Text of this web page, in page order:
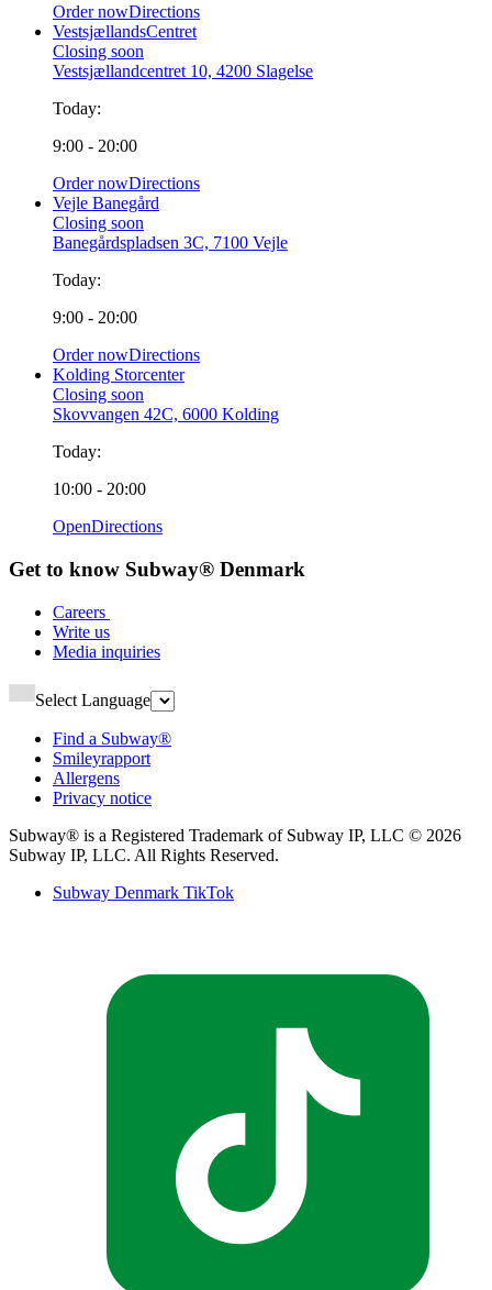
Order nowDirections
VestsjællandsCentret
Closing soon
Vestsjællandcentret 10, 4200 Slagelse
Today:
9:00 - 20:00
Order nowDirections
Vejle Banegård
Closing soon
Banegårdspladsen 3C, 7100 Vejle
Today:
9:00 - 20:00
Order nowDirections
Kolding Storcenter
Closing soon
Skovvangen 42C, 6000 Kolding
Today:
10:00 - 20:00
OpenDirections
Get to know Subway® Denmark​​​​‌ ‍ ​‍​‍‌‍ ‌ ​‍‌‍‍‌‌‍‌ ‌‍‍‌‌‍ ‍​‍​‍​ ‍‍​‍​‍‌ ​ ‌‍​‌‌‍ ‍‌‍‍‌‌ ‌​‌ ‍‌​‍ ‍‌‍‍‌‌‍ ​‍​‍​‍ ​​‍​‍‌‍‍​‌ ​‍‌‍‌‌‌‍‌‍​‍​‍​ ‍‍​‍​‍‌‍‍​‌ ‌​‌ ‌​‌ ​​‌ ​ ​ ‍‍​‍ ​‍ ‌‍ ‍‌‍ ‌ ​‍‌‍‌​‌‍‍‌‌‍​ ​‍ ‌‌‍​‍‌‍‍‌‌ ‌​‌‍‌‌‌ ​ ​‍ ‌‌‍‌ ‌ ​‍‌‍ ‌ ‌‌‌ ​​​‍ ‌‌ ​ ‌ ‌​‌ ‌‌‌‍‌​‌‍‍‌‌‍ ​‍ ‍‌ ‌‍‌‍‌‌‌ ​‍‌‍​ ‌‍‌‌‌‍ ​​‍ ‍‌‍​‌‌ ​​‌ ​​​‍ ‌‍‍‌‌‍ ‍‌ ‌​‌‍‌‌‌‍ ‍‌ ‌​​‍ ‌‍‌‌‌‍‌​‌‍‍‌‌ ‌​​‍ ‌‍ ‌‌‍ ‌‍‌​‌‍‌‌​ ‌‌ ​​‌ ​‍‌‍‌‌‌ ​ ‌‍‌‌‌‍ ‍‌ ‌​‌‍​‌‌ ‌​‌‍‍‌‌‍ ‌‍ ‍​ ‍ ‌‍‍‌‌‍‌​​ ‌​ ‌‍​ ​ ‌‍‌​​ ‌‌​ ​ ‌‍​‍​ ​‌​ ​​​‍ ‌​ ​‍​ ​‌​ ‌‌​ ​​​‍ ‌​ ‌​‌‍​ ‌‍​ ​ ​​​‍ ‌​ ‍​‌‍‌‌​ ‍‌​ ​‍​‍ ‌​ ‌ ‌‍‌‌​ ​‍​ ​‌​ ​‍​ ​ ​ ​ ‌‍‌‍‌‍​‍​ ‌‌​ ‍​‌‍​‌​ ‍ ‌ ‌​‌ ‍‌‌ ​​‌‍‌‌​ ‌‌ ‌ ‌‍‌‌‌‍​‍‌ ​ ‌‍‍‌‌ ‌​‌‍‌‌‌​‌‍‌‍ ‌‍ ‌ ‌​‌‍‌‌‌ ​‍​ ‍ ‌ ​​‌‍​‌‌ ‌​‌‍‍​​ ‌‌ ‌​‌‍‍‌‌ ‌​‌‍ ​‌‍‌‌​‍‌‌​ ‌‌‌​​‍‌‌ ‌‍‍ ‌‍‌‌‌ ‍‌​‍‌‌​ ​ ‌​‌​​‍‌‌​ ​ ‌​‌​​‍‌‌​ ​‍​ ​‍‌‍‌‌‌‍ ‍​‍‌‌​ ​‍​ ​‍​‍‌‌​ ‌‌‌​‌​​‍ ‍‌ ‌‍‌‍​‌‌‍ ​‌ ‌‌‌‍‌‌​ ‌‍​‍‌‍​‌‌ ​ ‌‍‌‌‌‌‌‌‌ ​‍‌‍ ​​ ‌‌‍‍​‌ ‌​‌ ‌​‌ ​​‌ ​ ​‍‌‌​ ​ ‌​​‌​‍‌‌​ ​‍‌​‌‍​‍‌‌​ ​‍‌​‌‍‌‍ ‍‌‍ ‌ ​‍‌‍‌​‌‍‍‌‌‍​ ​‍ ‌‌‍​‍‌‍‍‌‌ ‌​‌‍‌‌‌ ​ ​‍ ‌‌‍‌ ‌ ​‍‌‍ ‌ ‌‌‌ ​​​‍ ‌‌ ​ ‌ ‌​‌ ‌‌‌‍‌​‌‍‍‌‌‍ ​‍ ‍‌ ‌‍‌‍‌‌‌ ​‍‌‍​ ‌‍‌‌‌‍ ​​‍ ‍‌‍​‌‌ ​​‌ ​​​‍‌‍‌‍‍‌‌‍‌​​ ‌​ ‌‍​ ​ ‌‍‌​​ ‌‌​ ​ ‌‍​‍​ ​‌​ ​​​‍ ‌​ ​‍​ ​‌​ ‌‌​ ​​​‍ ‌​ ‌​‌‍​ ‌‍​ ​ ​​​‍ ‌​ ‍​‌‍‌‌​ ‍‌​ ​‍​‍ ‌​ ‌ ‌‍‌‌​ ​‍​ ​‌​ ​‍​ ​ ​ ​ ‌‍‌‍‌‍​‍​ ‌‌​ ‍​‌‍​‌​‍‌‍‌ ‌​‌ ‍‌‌ ​​‌‍‌‌​ ‌‌ ‌ ‌‍‌‌‌‍​‍‌ ​ ‌‍‍‌‌ ‌​‌‍‌‌‌​‌‍‌‍ ‌‍ ‌ ‌​‌‍‌‌‌ ​‍​‍‌‍‌ ​​‌‍​‌‌ ‌​‌‍‍​​ ‌‌ ‌​‌‍‍‌‌ ‌​‌‍ ​‌‍‌‌​‍‌‌​ ‌‌‌​​‍‌‌ ‌‍‍ ‌‍‌‌‌ ‍‌​‍‌‌​ ​ ‌​‌​​‍‌‌​ ​ ‌​‌​​‍‌‌​ ​‍​ ​‍‌‍‌‌‌‍ ‍​‍‌‌​ ​‍​ ​‍​‍‌‌​ ‌‌‌​‌​​‍ ‍‌ ‌‍‌‍​‌‌‍ ​‌ ‌‌‌‍‌‌​‍‌‍‌ ​​‌‍‌‌‌ ​‍‌ ​ ‌ ​​‌‍‌‌‌‍​ ‌ ‌​‌‍‍‌‌ ‌‍‌‍‌‌​ ‌‌ ​​‌ ‌‌‌‍​‍‌‍ ​‌‍‍‌‌ ​ ‌‍‍​‌‍‌‌‌‍‌​​‍​‍‌ ‌
Careers ​​​​‌ ‍ ​‍​‍‌‍ ‌ ​‍‌‍‍‌‌‍‌ ‌‍‍‌‌‍ ‍​‍​‍​ ‍‍​‍​‍‌ ​ ‌‍​‌‌‍ ‍‌‍‍‌‌ ‌​‌ ‍‌​‍ ‍‌‍‍‌‌‍ ​‍​‍​‍ ​​‍​‍‌‍‍​‌ ​‍‌‍‌‌‌‍‌‍​‍​‍​ ‍‍​‍​‍‌‍‍​‌ ‌​‌ ‌​‌ ​​‌ ​ ​ ‍‍​‍ ​‍ ‌‍ ‍‌‍ ‌ ​‍‌‍‌​‌‍‍‌‌‍​ ​‍ ‌‌‍​‍‌‍‍‌‌ ‌​‌‍‌‌‌ ​ ​‍ ‌‌‍‌ ‌ ​‍‌‍ ‌ ‌‌‌ ​​​‍ ‌‌ ​ ‌ ‌​‌ ‌‌‌‍‌​‌‍‍‌‌‍ ​‍ ‍‌ ‌‍‌‍‌‌‌ ​‍‌‍​ ‌‍‌‌‌‍ ​​‍ ‍‌‍​‌‌ ​​‌ ​​​‍ ‌‍‍‌‌‍ ‍‌ ‌​‌‍‌‌‌‍ ‍‌ ‌​​‍ ‌‍‌‌‌‍‌​‌‍‍‌‌ ‌​​‍ ‌‍ ‌‌‍ ‌‍‌​‌‍‌‌​ ‌‌ ​​‌ ​‍‌‍‌‌‌ ​ ‌‍‌‌‌‍ ‍‌ ‌​‌‍​‌‌ ‌​‌‍‍‌‌‍ ‌‍ ‍​ ‍ ‌‍‍‌‌‍‌​​ ‌‌‍‌​​ ‍​​ ​​‌‍‌​​ ​‌‌‍‌‍‌‍​‌​ ‌ ​‍ ‌‌‍​‌​ ​‍​ ‍​​ ‍‌​‍ ‌​ ‌​‌‍‌‌​ ​ ​ ​‌​‍ ‌‌‍​‍​ ​‌‌‍‌​​ ‌‍​‍ ‌​ ‌‍​ ‌​​ ‌‍​ ​‍​ ‌‍​ ‌‌​ ‍​​ ‌ ​ ‌‌​ ​‍​ ‌‍​ ‌‌​ ‍ ‌ ‌​‌ ‍‌‌ ​​‌‍‌‌​ ‌‌ ‌ ‌‍‌‌‌‍​‍‌ ​ ‌‍‍‌‌ ‌​‌‍‌‌‌​ ‍‌‍​‌‌ ‌‍‌‍‍‌‌‍‌ ‌‍​‌‌ ‌​‌‍‍‌‌‍ ‌‍ ‍‌​‍‌‌ ‌​‌‍‌‌‌‍ ‌​ ‍ ‌ ​​‌‍​‌‌ ‌​‌‍‍​​ ‌‌‍ ​‌‍​‌‌‍​‍‌‍‌‌‌‍ ​​‍‌‌​ ‌‌‌​​‍‌‌ ‌‍‍ ‌‍‌‌‌ ‍‌​‍‌‌​ ​ ‌​‌​​‍‌‌​ ​ ‌​‌​​‍‌‌​ ​‍​ ​‍‌‍‌‌‌‍ ‍​‍‌‌​ ​‍​ ​‍​‍‌‌​ ‌‌‌​‌​​‍ ‍‌ ‌‍‌‍​‌‌‍ ​‌ ‌‌‌‍‌‌​ ‌‍​‍‌‍​‌‌ ​ ‌‍‌‌‌‌‌‌‌ ​‍‌‍ ​​ ‌‌‍‍​‌ ‌​‌ ‌​‌ ​​‌ ​ ​‍‌‌​ ​ ‌​​‌​‍‌‌​ ​‍‌​‌‍​‍‌‌​ ​‍‌​‌‍‌‍ ‍‌‍ ‌ ​‍‌‍‌​‌‍‍‌‌‍​ ​‍ ‌‌‍​‍‌‍‍‌‌ ‌​‌‍‌‌‌ ​ ​‍ ‌‌‍‌ ‌ ​‍‌‍ ‌ ‌‌‌ ​​​‍ ‌‌ ​ ‌ ‌​‌ ‌‌‌‍‌​‌‍‍‌‌‍ ​‍ ‍‌ ‌‍‌‍‌‌‌ ​‍‌‍​ ‌‍‌‌‌‍ ​​‍ ‍‌‍​‌‌ ​​‌ ​​​‍‌‍‌‍‍‌‌‍‌​​ ‌‌‍‌​​ ‍​​ ​​‌‍‌​​ ​‌‌‍‌‍‌‍​‌​ ‌ ​‍ ‌‌‍​‌​ ​‍​ ‍​​ ‍‌​‍ ‌​ ‌​‌‍‌‌​ ​ ​ ​‌​‍ ‌‌‍​‍​ ​‌‌‍‌​​ ‌‍​‍ ‌​ ‌‍​ ‌​​ ‌‍​ ​‍​ ‌‍​ ‌‌​ ‍​​ ‌ ​ ‌‌​ ​‍​ ‌‍​ ‌‌​‍‌‍‌ ‌​‌ ‍‌‌ ​​‌‍‌‌​ ‌‌ ‌ ‌‍‌‌‌‍​‍‌ ​ ‌‍‍‌‌ ‌​‌‍‌‌‌​ ‍‌‍​‌‌ ‌‍‌‍‍‌‌‍‌ ‌‍​‌‌ ‌​‌‍‍‌‌‍ ‌‍ ‍‌​‍‌‌ ‌​‌‍‌‌‌‍ ‌​‍‌‍‌ ​​‌‍​‌‌ ‌​‌‍‍​​ ‌‌‍ ​‌‍​‌‌‍​‍‌‍‌‌‌‍ ​​‍‌‌​ ‌‌‌​​‍‌‌ ‌‍‍ ‌‍‌‌‌ ‍‌​‍‌‌​ ​ ‌​‌​​‍‌‌​ ​ ‌​‌​​‍‌‌​ ​‍​ ​‍‌‍‌‌‌‍ ‍​‍‌‌​ ​‍​ ​‍​‍‌‌​ ‌‌‌​‌​​‍ ‍‌ ‌‍‌‍​‌‌‍ ​‌ ‌‌‌‍‌‌​‍‌‍‌ ​​‌‍‌‌‌ ​‍‌ ​ ‌ ​​‌‍‌‌‌‍​ ‌ ‌​‌‍‍‌‌ ‌‍‌‍‌‌​ ‌‌ ​​‌ ‌‌‌‍​‍‌‍ ​‌‍‍‌‌ ​ ‌‍‍​‌‍‌‌‌‍‌​​‍​‍‌ ‌
Write us​​​​‌ ‍ ​‍​‍‌‍ ‌ ​‍‌‍‍‌‌‍‌ ‌‍‍‌‌‍ ‍​‍​‍​ ‍‍​‍​‍‌ ​ ‌‍​‌‌‍ ‍‌‍‍‌‌ ‌​‌ ‍‌​‍ ‍‌‍‍‌‌‍ ​‍​‍​‍ ​​‍​‍‌‍‍​‌ ​‍‌‍‌‌‌‍‌‍​‍​‍​ ‍‍​‍​‍‌‍‍​‌ ‌​‌ ‌​‌ ​​‌ ​ ​ ‍‍​‍ ​‍ ‌‍ ‍‌‍ ‌ ​‍‌‍‌​‌‍‍‌‌‍​ ​‍ ‌‌‍​‍‌‍‍‌‌ ‌​‌‍‌‌‌ ​ ​‍ ‌‌‍‌ ‌ ​‍‌‍ ‌ ‌‌‌ ​​​‍ ‌‌ ​ ‌ ‌​‌ ‌‌‌‍‌​‌‍‍‌‌‍ ​‍ ‍‌ ‌‍‌‍‌‌‌ ​‍‌‍​ ‌‍‌‌‌‍ ​​‍ ‍‌‍​‌‌ ​​‌ ​​​‍ ‌‍‍‌‌‍ ‍‌ ‌​‌‍‌‌‌‍ ‍‌ ‌​​‍ ‌‍‌‌‌‍‌​‌‍‍‌‌ ‌​​‍ ‌‍ ‌‌‍ ‌‍‌​‌‍‌‌​ ‌‌ ​​‌ ​‍‌‍‌‌‌ ​ ‌‍‌‌‌‍ ‍‌ ‌​‌‍​‌‌ ‌​‌‍‍‌‌‍ ‌‍ ‍​ ‍ ‌‍‍‌‌‍‌​​ ‌‌‍​‍​ ‌ ​ ​‍‌‍‌‍​ ​​‌‍​‌​ ​‍​ ‌‍​‍ ‌​ ​​‌‍​ ​ ‌ ​ ​‍​‍ ‌​ ‌​‌‍‌​​ ‌ ​ ‌‍​‍ ‌‌‍​‍​ ‌​​ ‌ ‌‍‌‌​‍ ‌​ ​ ​ ‍‌‌‍​‌‌‍‌‍‌‍​‌​ ​‍​ ​‍‌‍​ ‌‍‌‍‌‍‌‍​ ‌‍​ ​‌​ ‍ ‌ ‌​‌ ‍‌‌ ​​‌‍‌‌​ ‌‌ ‌ ‌‍‌‌‌‍​‍‌ ​ ‌‍‍‌‌ ‌​‌‍‌‌‌​ ‍‌‍​‌‌ ‌‍‌‍‍‌‌‍‌ ‌‍​‌‌ ‌​‌‍‍‌‌‍ ‌‍ ‍‌​‍‌‌ ‌​‌‍‌‌‌‍ ‌​ ‍ ‌ ​​‌‍​‌‌ ‌​‌‍‍​​ ‌‌‍ ​‌‍​‌‌‍​‍‌‍‌‌‌‍ ​​‍‌‌​ ‌‌‌​​‍‌‌ ‌‍‍ ‌‍‌‌‌ ‍‌​‍‌‌​ ​ ‌​‌​​‍‌‌​ ​ ‌​‌​​‍‌‌​ ​‍​ ​‍‌‍‌‌‌‍ ‍​‍‌‌​ ​‍​ ​‍​‍‌‌​ ‌‌‌​‌​​‍ ‍‌ ‌‍‌‍​‌‌‍ ​‌ ‌‌‌‍‌‌​ ‌‍​‍‌‍​‌‌ ​ ‌‍‌‌‌‌‌‌‌ ​‍‌‍ ​​ ‌‌‍‍​‌ ‌​‌ ‌​‌ ​​‌ ​ ​‍‌‌​ ​ ‌​​‌​‍‌‌​ ​‍‌​‌‍​‍‌‌​ ​‍‌​‌‍‌‍ ‍‌‍ ‌ ​‍‌‍‌​‌‍‍‌‌‍​ ​‍ ‌‌‍​‍‌‍‍‌‌ ‌​‌‍‌‌‌ ​ ​‍ ‌‌‍‌ ‌ ​‍‌‍ ‌ ‌‌‌ ​​​‍ ‌‌ ​ ‌ ‌​‌ ‌‌‌‍‌​‌‍‍‌‌‍ ​‍ ‍‌ ‌‍‌‍‌‌‌ ​‍‌‍​ ‌‍‌‌‌‍ ​​‍ ‍‌‍​‌‌ ​​‌ ​​​‍‌‍‌‍‍‌‌‍‌​​ ‌‌‍​‍​ ‌ ​ ​‍‌‍‌‍​ ​​‌‍​‌​ ​‍​ ‌‍​‍ ‌​ ​​‌‍​ ​ ‌ ​ ​‍​‍ ‌​ ‌​‌‍‌​​ ‌ ​ ‌‍​‍ ‌‌‍​‍​ ‌​​ ‌ ‌‍‌‌​‍ ‌​ ​ ​ ‍‌‌‍​‌‌‍‌‍‌‍​‌​ ​‍​ ​‍‌‍​ ‌‍‌‍‌‍‌‍​ ‌‍​ ​‌​‍‌‍‌ ‌​‌ ‍‌‌ ​​‌‍‌‌​ ‌‌ ‌ ‌‍‌‌‌‍​‍‌ ​ ‌‍‍‌‌ ‌​‌‍‌‌‌​ ‍‌‍​‌‌ ‌‍‌‍‍‌‌‍‌ ‌‍​‌‌ ‌​‌‍‍‌‌‍ ‌‍ ‍‌​‍‌‌ ‌​‌‍‌‌‌‍ ‌​‍‌‍‌ ​​‌‍​‌‌ ‌​‌‍‍​​ ‌‌‍ ​‌‍​‌‌‍​‍‌‍‌‌‌‍ ​​‍‌‌​ ‌‌‌​​‍‌‌ ‌‍‍ ‌‍‌‌‌ ‍‌​‍‌‌​ ​ ‌​‌​​‍‌‌​ ​ ‌​‌​​‍‌‌​ ​‍​ ​‍‌‍‌‌‌‍ ‍​‍‌‌​ ​‍​ ​‍​‍‌‌​ ‌‌‌​‌​​‍ ‍‌ ‌‍‌‍​‌‌‍ ​‌ ‌‌‌‍‌‌​‍‌‍‌ ​​‌‍‌‌‌ ​‍‌ ​ ‌ ​​‌‍‌‌‌‍​ ‌ ‌​‌‍‍‌‌ ‌‍‌‍‌‌​ ‌‌ ​​‌ ‌‌‌‍​‍‌‍ ​‌‍‍‌‌ ​ ‌‍‍​‌‍‌‌‌‍‌​​‍​‍‌ ‌
Media inquiries​​​​‌ ‍ ​‍​‍‌‍ ‌ ​‍‌‍‍‌‌‍‌ ‌‍‍‌‌‍ ‍​‍​‍​ ‍‍​‍​‍‌ ​ ‌‍​‌‌‍ ‍‌‍‍‌‌ ‌​‌ ‍‌​‍ ‍‌‍‍‌‌‍ ​‍​‍​‍ ​​‍​‍‌‍‍​‌ ​‍‌‍‌‌‌‍‌‍​‍​‍​ ‍‍​‍​‍‌‍‍​‌ ‌​‌ ‌​‌ ​​‌ ​ ​ ‍‍​‍ ​‍ ‌‍ ‍‌‍ ‌ ​‍‌‍‌​‌‍‍‌‌‍​ ​‍ ‌‌‍​‍‌‍‍‌‌ ‌​‌‍‌‌‌ ​ ​‍ ‌‌‍‌ ‌ ​‍‌‍ ‌ ‌‌‌ ​​​‍ ‌‌ ​ ‌ ‌​‌ ‌‌‌‍‌​‌‍‍‌‌‍ ​‍ ‍‌ ‌‍‌‍‌‌‌ ​‍‌‍​ ‌‍‌‌‌‍ ​​‍ ‍‌‍​‌‌ ​​‌ ​​​‍ ‌‍‍‌‌‍ ‍‌ ‌​‌‍‌‌‌‍ ‍‌ ‌​​‍ ‌‍‌‌‌‍‌​‌‍‍‌‌ ‌​​‍ ‌‍ ‌‌‍ ‌‍‌​‌‍‌‌​ ‌‌ ​​‌ ​‍‌‍‌‌‌ ​ ‌‍‌‌‌‍ ‍‌ ‌​‌‍​‌‌ ‌​‌‍‍‌‌‍ ‌‍ ‍​ ‍ ‌‍‍‌‌‍‌​​ ‌​ ‌‍​ ‌​​ ​ ‌‍‌​​ ‍‌​ ‍‌​ ‌‌‌‍‌‍​‍ ‌​ ​​‌‍‌‍‌‍​‌​ ‌‍​‍ ‌​ ‌​‌‍‌‍​ ‌‌​ ‌​​‍ ‌‌‍​‌​ ​ ​ ​‍​ ‌ ​‍ ‌​ ​‍‌‍‌‌‌‍‌‍‌‍​‌​ ​‍​ ​‍​ ​ ​ ‌ ‌‍‌‌​ ​​​ ​​​ ‌ ​ ‍ ‌ ‌​‌ ‍‌‌ ​​‌‍‌‌​ ‌‌ ‌ ‌‍‌‌‌‍​‍‌ ​ ‌‍‍‌‌ ‌​‌‍‌‌‌​ ‍‌‍​‌‌ ‌‍‌‍‍‌‌‍‌ ‌‍​‌‌ ‌​‌‍‍‌‌‍ ‌‍ ‍‌​‍‌‌ ‌​‌‍‌‌‌‍ ‌​ ‍ ‌ ​​‌‍​‌‌ ‌​‌‍‍​​ ‌‌‍ ​‌‍​‌‌‍​‍‌‍‌‌‌‍ ​​‍‌‌​ ‌‌‌​​‍‌‌ ‌‍‍ ‌‍‌‌‌ ‍‌​‍‌‌​ ​ ‌​‌​​‍‌‌​ ​ ‌​‌​​‍‌‌​ ​‍​ ​‍‌‍‌‌‌‍ ‍​‍‌‌​ ​‍​ ​‍​‍‌‌​ ‌‌‌​‌​​‍ ‍‌ ‌‍‌‍​‌‌‍ ​‌ ‌‌‌‍‌‌​ ‌‍​‍‌‍​‌‌ ​ ‌‍‌‌‌‌‌‌‌ ​‍‌‍ ​​ ‌‌‍‍​‌ ‌​‌ ‌​‌ ​​‌ ​ ​‍‌‌​ ​ ‌​​‌​‍‌‌​ ​‍‌​‌‍​‍‌‌​ ​‍‌​‌‍‌‍ ‍‌‍ ‌ ​‍‌‍‌​‌‍‍‌‌‍​ ​‍ ‌‌‍​‍‌‍‍‌‌ ‌​‌‍‌‌‌ ​ ​‍ ‌‌‍‌ ‌ ​‍‌‍ ‌ ‌‌‌ ​​​‍ ‌‌ ​ ‌ ‌​‌ ‌‌‌‍‌​‌‍‍‌‌‍ ​‍ ‍‌ ‌‍‌‍‌‌‌ ​‍‌‍​ ‌‍‌‌‌‍ ​​‍ ‍‌‍​‌‌ ​​‌ ​​​‍‌‍‌‍‍‌‌‍‌​​ ‌​ ‌‍​ ‌​​ ​ ‌‍‌​​ ‍‌​ ‍‌​ ‌‌‌‍‌‍​‍ ‌​ ​​‌‍‌‍‌‍​‌​ ‌‍​‍ ‌​ ‌​‌‍‌‍​ ‌‌​ ‌​​‍ ‌‌‍​‌​ ​ ​ ​‍​ ‌ ​‍ ‌​ ​‍‌‍‌‌‌‍‌‍‌‍​‌​ ​‍​ ​‍​ ​ ​ ‌ ‌‍‌‌​ ​​​ ​​​ ‌ ​‍‌‍‌ ‌​‌ ‍‌‌ ​​‌‍‌‌​ ‌‌ ‌ ‌‍‌‌‌‍​‍‌ ​ ‌‍‍‌‌ ‌​‌‍‌‌‌​ ‍‌‍​‌‌ ‌‍‌‍‍‌‌‍‌ ‌‍​‌‌ ‌​‌‍‍‌‌‍ ‌‍ ‍‌​‍‌‌ ‌​‌‍‌‌‌‍ ‌​‍‌‍‌ ​​‌‍​‌‌ ‌​‌‍‍​​ ‌‌‍ ​‌‍​‌‌‍​‍‌‍‌‌‌‍ ​​‍‌‌​ ‌‌‌​​‍‌‌ ‌‍‍ ‌‍‌‌‌ ‍‌​‍‌‌​ ​ ‌​‌​​‍‌‌​ ​ ‌​‌​​‍‌‌​ ​‍​ ​‍‌‍‌‌‌‍ ‍​‍‌‌​ ​‍​ ​‍​‍‌‌​ ‌‌‌​‌​​‍ ‍‌ ‌‍‌‍​‌‌‍ ​‌ ‌‌‌‍‌‌​‍‌‍‌ ​​‌‍‌‌‌ ​‍‌ ​ ‌ ​​‌‍‌‌‌‍​ ‌ ‌​‌‍‍‌‌ ‌‍‌‍‌‌​ ‌‌ ​​‌ ‌‌‌‍​‍‌‍ ​‌‍‍‌‌ ​ ‌‍‍​‌‍‌‌‌‍‌​​‍​‍‌ ‌
Select Language
Find a Subway®​​​​‌ ‍ ​‍​‍‌‍ ‌ ​‍‌‍‍‌‌‍‌ ‌‍‍‌‌‍ ‍​‍​‍​ ‍‍​‍​‍‌ ​ ‌‍​‌‌‍ ‍‌‍‍‌‌ ‌​‌ ‍‌​‍ ‍‌‍‍‌‌‍ ​‍​‍​‍ ​​‍​‍‌‍‍​‌ ​‍‌‍‌‌‌‍‌‍​‍​‍​ ‍‍​‍​‍‌‍‍​‌ ‌​‌ ‌​‌ ​​‌ ​ ​ ‍‍​‍ ​‍ ‌‍ ‍‌‍ ‌ ​‍‌‍‌​‌‍‍‌‌‍​ ​‍ ‌‌‍​‍‌‍‍‌‌ ‌​‌‍‌‌‌ ​ ​‍ ‌‌‍‌ ‌ ​‍‌‍ ‌ ‌‌‌ ​​​‍ ‌‌ ​ ‌ ‌​‌ ‌‌‌‍‌​‌‍‍‌‌‍ ​‍ ‍‌ ‌‍‌‍‌‌‌ ​‍‌‍​ ‌‍‌‌‌‍ ​​‍ ‍‌‍​‌‌ ​​‌ ​​​‍ ‌‍‍‌‌‍ ‍‌ ‌​‌‍‌‌‌‍ ‍‌ ‌​​‍ ‌‍‌‌‌‍‌​‌‍‍‌‌ ‌​​‍ ‌‍ ‌‌‍ ‌‍‌​‌‍‌‌​ ‌‌ ​​‌ ​‍‌‍‌‌‌ ​ ‌‍‌‌‌‍ ‍‌ ‌​‌‍​‌‌ ‌​‌‍‍‌‌‍ ‌‍ ‍​ ‍ ‌‍‍‌‌‍‌​​ ‌‌‍​‍​ ​‌​ ‌​​ ‌‍​ ‌ ​ ‍​​ ‍​​ ​‍​‍ ‌​ ‌‍​ ‌‌​ ‌​‌‍‌‍​‍ ‌​ ‌​​ ‌‍​ ​‌​ ‌‍​‍ ‌​ ‍‌​ ‍‌​ ‌‌​ ‌‌​‍ ‌‌‍‌‍​ ‍​‌‍​‍‌‍‌​​ ‍‌​ ​‌‌‍​‍​ ‍​​ ‍​‌‍‌‌​ ​ ​ ‍​​ ‍ ‌ ‌​‌ ‍‌‌ ​​‌‍‌‌​ ‌‌ ‌ ‌‍‌‌‌‍​‍‌ ​ ‌‍‍‌‌ ‌​‌‍‌‌‌​ ‍‌‍​‌‌ ‌‍‌‍‍‌‌‍‌ ‌‍​‌‌ ‌​‌‍‍‌‌‍ ‌‍ ‍‌​‍‌‌ ‌​‌‍‌‌‌‍ ‌​ ‍ ‌ ​​‌‍​‌‌ ‌​‌‍‍​​ ‌‌‍ ​‌‍​‌‌‍​‍‌‍‌‌‌‍ ​​‍‌‌​ ‌‌‌​​‍‌‌ ‌‍‍ ‌‍‌‌‌ ‍‌​‍‌‌​ ​ ‌​‌​​‍‌‌​ ​ ‌​‌​​‍‌‌​ ​‍​ ​‍‌‍‌‌‌‍ ‍​‍‌‌​ ​‍​ ​‍​‍‌‌​ ‌‌‌​‌​​‍ ‍‌ ‌‍‌‍​‌‌‍ ​‌ ‌‌‌‍‌‌​ ‌‍​‍‌‍​‌‌ ​ ‌‍‌‌‌‌‌‌‌ ​‍‌‍ ​​ ‌‌‍‍​‌ ‌​‌ ‌​‌ ​​‌ ​ ​‍‌‌​ ​ ‌​​‌​‍‌‌​ ​‍‌​‌‍​‍‌‌​ ​‍‌​‌‍‌‍ ‍‌‍ ‌ ​‍‌‍‌​‌‍‍‌‌‍​ ​‍ ‌‌‍​‍‌‍‍‌‌ ‌​‌‍‌‌‌ ​ ​‍ ‌‌‍‌ ‌ ​‍‌‍ ‌ ‌‌‌ ​​​‍ ‌‌ ​ ‌ ‌​‌ ‌‌‌‍‌​‌‍‍‌‌‍ ​‍ ‍‌ ‌‍‌‍‌‌‌ ​‍‌‍​ ‌‍‌‌‌‍ ​​‍ ‍‌‍​‌‌ ​​‌ ​​​‍‌‍‌‍‍‌‌‍‌​​ ‌‌‍​‍​ ​‌​ ‌​​ ‌‍​ ‌ ​ ‍​​ ‍​​ ​‍​‍ ‌​ ‌‍​ ‌‌​ ‌​‌‍‌‍​‍ ‌​ ‌​​ ‌‍​ ​‌​ ‌‍​‍ ‌​ ‍‌​ ‍‌​ ‌‌​ ‌‌​‍ ‌‌‍‌‍​ ‍​‌‍​‍‌‍‌​​ ‍‌​ ​‌‌‍​‍​ ‍​​ ‍​‌‍‌‌​ ​ ​ ‍​​‍‌‍‌ ‌​‌ ‍‌‌ ​​‌‍‌‌​ ‌‌ ‌ ‌‍‌‌‌‍​‍‌ ​ ‌‍‍‌‌ ‌​‌‍‌‌‌​ ‍‌‍​‌‌ ‌‍‌‍‍‌‌‍‌ ‌‍​‌‌ ‌​‌‍‍‌‌‍ ‌‍ ‍‌​‍‌‌ ‌​‌‍‌‌‌‍ ‌​‍‌‍‌ ​​‌‍​‌‌ ‌​‌‍‍​​ ‌‌‍ ​‌‍​‌‌‍​‍‌‍‌‌‌‍ ​​‍‌‌​ ‌‌‌​​‍‌‌ ‌‍‍ ‌‍‌‌‌ ‍‌​‍‌‌​ ​ ‌​‌​​‍‌‌​ ​ ‌​‌​​‍‌‌​ ​‍​ ​‍‌‍‌‌‌‍ ‍​‍‌‌​ ​‍​ ​‍​‍‌‌​ ‌‌‌​‌​​‍ ‍‌ ‌‍‌‍​‌‌‍ ​‌ ‌‌‌‍‌‌​‍‌‍‌ ​​‌‍‌‌‌ ​‍‌ ​ ‌ ​​‌‍‌‌‌‍​ ‌ ‌​‌‍‍‌‌ ‌‍‌‍‌‌​ ‌‌ ​​‌ ‌‌‌‍​‍‌‍ ​‌‍‍‌‌ ​ ‌‍‍​‌‍‌‌‌‍‌​​‍​‍‌ ‌
Smileyrapport​​​​‌ ‍ ​‍​‍‌‍ ‌ ​‍‌‍‍‌‌‍‌ ‌‍‍‌‌‍ ‍​‍​‍​ ‍‍​‍​‍‌ ​ ‌‍​‌‌‍ ‍‌‍‍‌‌ ‌​‌ ‍‌​‍ ‍‌‍‍‌‌‍ ​‍​‍​‍ ​​‍​‍‌‍‍​‌ ​‍‌‍‌‌‌‍‌‍​‍​‍​ ‍‍​‍​‍‌‍‍​‌ ‌​‌ ‌​‌ ​​‌ ​ ​ ‍‍​‍ ​‍ ‌‍ ‍‌‍ ‌ ​‍‌‍‌​‌‍‍‌‌‍​ ​‍ ‌‌‍​‍‌‍‍‌‌ ‌​‌‍‌‌‌ ​ ​‍ ‌‌‍‌ ‌ ​‍‌‍ ‌ ‌‌‌ ​​​‍ ‌‌ ​ ‌ ‌​‌ ‌‌‌‍‌​‌‍‍‌‌‍ ​‍ ‍‌ ‌‍‌‍‌‌‌ ​‍‌‍​ ‌‍‌‌‌‍ ​​‍ ‍‌‍​‌‌ ​​‌ ​​​‍ ‌‍‍‌‌‍ ‍‌ ‌​‌‍‌‌‌‍ ‍‌ ‌​​‍ ‌‍‌‌‌‍‌​‌‍‍‌‌ ‌​​‍ ‌‍ ‌‌‍ ‌‍‌​‌‍‌‌​ ‌‌ ​​‌ ​‍‌‍‌‌‌ ​ ‌‍‌‌‌‍ ‍‌ ‌​‌‍​‌‌ ‌​‌‍‍‌‌‍ ‌‍ ‍​ ‍ ‌‍‍‌‌‍‌​​ ‌‌‍​‍​ ‌ ​ ​​‌‍‌‍‌‍‌‌​ ‍​‌‍‌‌​ ‌‍​‍ ‌‌‍​ ‌‍‌‌‌‍‌​​ ‌‍​‍ ‌​ ‌​‌‍​‍​ ​ ​ ​‌​‍ ‌​ ‍‌​ ​​‌‍‌‌​ ‌‍​‍ ‌​ ‌‍​ ​ ‌‍‌‌​ ​ ​ ​​‌‍​ ​ ‍‌​ ​​​ ‌​​ ​ ​ ​‍​ ‍​​ ‍ ‌ ‌​‌ ‍‌‌ ​​‌‍‌‌​ ‌‌ ‌ ‌‍‌‌‌‍​‍‌ ​ ‌‍‍‌‌ ‌​‌‍‌‌‌​ ‍‌‍​‌‌ ‌‍‌‍‍‌‌‍‌ ‌‍​‌‌ ‌​‌‍‍‌‌‍ ‌‍ ‍‌​‍‌‌ ‌​‌‍‌‌‌‍ ‌​ ‍ ‌ ​​‌‍​‌‌ ‌​‌‍‍​​ ‌‌‍ ​‌‍​‌‌‍​‍‌‍‌‌‌‍ ​​‍‌‌​ ‌‌‌​​‍‌‌ ‌‍‍ ‌‍‌‌‌ ‍‌​‍‌‌​ ​ ‌​‌​​‍‌‌​ ​ ‌​‌​​‍‌‌​ ​‍​ ​‍‌‍‌‌‌‍ ‍​‍‌‌​ ​‍​ ​‍​‍‌‌​ ‌‌‌​‌​​‍ ‍‌ ‌‍‌‍​‌‌‍ ​‌ ‌‌‌‍‌‌​ ‌‍​‍‌‍​‌‌ ​ ‌‍‌‌‌‌‌‌‌ ​‍‌‍ ​​ ‌‌‍‍​‌ ‌​‌ ‌​‌ ​​‌ ​ ​‍‌‌​ ​ ‌​​‌​‍‌‌​ ​‍‌​‌‍​‍‌‌​ ​‍‌​‌‍‌‍ ‍‌‍ ‌ ​‍‌‍‌​‌‍‍‌‌‍​ ​‍ ‌‌‍​‍‌‍‍‌‌ ‌​‌‍‌‌‌ ​ ​‍ ‌‌‍‌ ‌ ​‍‌‍ ‌ ‌‌‌ ​​​‍ ‌‌ ​ ‌ ‌​‌ ‌‌‌‍‌​‌‍‍‌‌‍ ​‍ ‍‌ ‌‍‌‍‌‌‌ ​‍‌‍​ ‌‍‌‌‌‍ ​​‍ ‍‌‍​‌‌ ​​‌ ​​​‍‌‍‌‍‍‌‌‍‌​​ ‌‌‍​‍​ ‌ ​ ​​‌‍‌‍‌‍‌‌​ ‍​‌‍‌‌​ ‌‍​‍ ‌‌‍​ ‌‍‌‌‌‍‌​​ ‌‍​‍ ‌​ ‌​‌‍​‍​ ​ ​ ​‌​‍ ‌​ ‍‌​ ​​‌‍‌‌​ ‌‍​‍ ‌​ ‌‍​ ​ ‌‍‌‌​ ​ ​ ​​‌‍​ ​ ‍‌​ ​​​ ‌​​ ​ ​ ​‍​ ‍​​‍‌‍‌ ‌​‌ ‍‌‌ ​​‌‍‌‌​ ‌‌ ‌ ‌‍‌‌‌‍​‍‌ ​ ‌‍‍‌‌ ‌​‌‍‌‌‌​ ‍‌‍​‌‌ ‌‍‌‍‍‌‌‍‌ ‌‍​‌‌ ‌​‌‍‍‌‌‍ ‌‍ ‍‌​‍‌‌ ‌​‌‍‌‌‌‍ ‌​‍‌‍‌ ​​‌‍​‌‌ ‌​‌‍‍​​ ‌‌‍ ​‌‍​‌‌‍​‍‌‍‌‌‌‍ ​​‍‌‌​ ‌‌‌​​‍‌‌ ‌‍‍ ‌‍‌‌‌ ‍‌​‍‌‌​ ​ ‌​‌​​‍‌‌​ ​ ‌​‌​​‍‌‌​ ​‍​ ​‍‌‍‌‌‌‍ ‍​‍‌‌​ ​‍​ ​‍​‍‌‌​ ‌‌‌​‌​​‍ ‍‌ ‌‍‌‍​‌‌‍ ​‌ ‌‌‌‍‌‌​‍‌‍‌ ​​‌‍‌‌‌ ​‍‌ ​ ‌ ​​‌‍‌‌‌‍​ ‌ ‌​‌‍‍‌‌ ‌‍‌‍‌‌​ ‌‌ ​​‌ ‌‌‌‍​‍‌‍ ​‌‍‍‌‌ ​ ‌‍‍​‌‍‌‌‌‍‌​​‍​‍‌ ‌
Allergens​​​​‌ ‍ ​‍​‍‌‍ ‌ ​‍‌‍‍‌‌‍‌ ‌‍‍‌‌‍ ‍​‍​‍​ ‍‍​‍​‍‌ ​ ‌‍​‌‌‍ ‍‌‍‍‌‌ ‌​‌ ‍‌​‍ ‍‌‍‍‌‌‍ ​‍​‍​‍ ​​‍​‍‌‍‍​‌ ​‍‌‍‌‌‌‍‌‍​‍​‍​ ‍‍​‍​‍‌‍‍​‌ ‌​‌ ‌​‌ ​​‌ ​ ​ ‍‍​‍ ​‍ ‌‍ ‍‌‍ ‌ ​‍‌‍‌​‌‍‍‌‌‍​ ​‍ ‌‌‍​‍‌‍‍‌‌ ‌​‌‍‌‌‌ ​ ​‍ ‌‌‍‌ ‌ ​‍‌‍ ‌ ‌‌‌ ​​​‍ ‌‌ ​ ‌ ‌​‌ ‌‌‌‍‌​‌‍‍‌‌‍ ​‍ ‍‌ ‌‍‌‍‌‌‌ ​‍‌‍​ ‌‍‌‌‌‍ ​​‍ ‍‌‍​‌‌ ​​‌ ​​​‍ ‌‍‍‌‌‍ ‍‌ ‌​‌‍‌‌‌‍ ‍‌ ‌​​‍ ‌‍‌‌‌‍‌​‌‍‍‌‌ ‌​​‍ ‌‍ ‌‌‍ ‌‍‌​‌‍‌‌​ ‌‌ ​​‌ ​‍‌‍‌‌‌ ​ ‌‍‌‌‌‍ ‍‌ ‌​‌‍​‌‌ ‌​‌‍‍‌‌‍ ‌‍ ‍​ ‍ ‌‍‍‌‌‍‌​​ ‌​ ‌​​ ‍​​ ‌ ‌‍​‍​ ‌​​ ​‌​ ​​‌‍‌​​‍ ‌‌‍‌​​ ‍​‌‍​‍‌‍​‍​‍ ‌​ ‌​‌‍‌‍​ ​​​ ‌​​‍ ‌‌‍​‍​ ‌ ​ ‌ ​ ​ ​‍ ‌​ ‌‍​ ‍‌‌‍‌‍​ ‌​​ ‍​‌‍​ ​ ​‌‌‍‌‍‌‍​ ‌‍‌‍​ ‌‍​ ‌‌​ ‍ ‌ ‌​‌ ‍‌‌ ​​‌‍‌‌​ ‌‌ ‌ ‌‍‌‌‌‍​‍‌ ​ ‌‍‍‌‌ ‌​‌‍‌‌‌​ ‍‌‍​‌‌ ‌‍‌‍‍‌‌‍‌ ‌‍​‌‌ ‌​‌‍‍‌‌‍ ‌‍ ‍‌​‍‌‌ ‌​‌‍‌‌‌‍ ‌​ ‍ ‌ ​​‌‍​‌‌ ‌​‌‍‍​​ ‌‌‍ ​‌‍​‌‌‍​‍‌‍‌‌‌‍ ​​‍‌‌​ ‌‌‌​​‍‌‌ ‌‍‍ ‌‍‌‌‌ ‍‌​‍‌‌​ ​ ‌​‌​​‍‌‌​ ​ ‌​‌​​‍‌‌​ ​‍​ ​‍‌‍‌‌‌‍ ‍​‍‌‌​ ​‍​ ​‍​‍‌‌​ ‌‌‌​‌​​‍ ‍‌ ‌‍‌‍​‌‌‍ ​‌ ‌‌‌‍‌‌​ ‌‍​‍‌‍​‌‌ ​ ‌‍‌‌‌‌‌‌‌ ​‍‌‍ ​​ ‌‌‍‍​‌ ‌​‌ ‌​‌ ​​‌ ​ ​‍‌‌​ ​ ‌​​‌​‍‌‌​ ​‍‌​‌‍​‍‌‌​ ​‍‌​‌‍‌‍ ‍‌‍ ‌ ​‍‌‍‌​‌‍‍‌‌‍​ ​‍ ‌‌‍​‍‌‍‍‌‌ ‌​‌‍‌‌‌ ​ ​‍ ‌‌‍‌ ‌ ​‍‌‍ ‌ ‌‌‌ ​​​‍ ‌‌ ​ ‌ ‌​‌ ‌‌‌‍‌​‌‍‍‌‌‍ ​‍ ‍‌ ‌‍‌‍‌‌‌ ​‍‌‍​ ‌‍‌‌‌‍ ​​‍ ‍‌‍​‌‌ ​​‌ ​​​‍‌‍‌‍‍‌‌‍‌​​ ‌​ ‌​​ ‍​​ ‌ ‌‍​‍​ ‌​​ ​‌​ ​​‌‍‌​​‍ ‌‌‍‌​​ ‍​‌‍​‍‌‍​‍​‍ ‌​ ‌​‌‍‌‍​ ​​​ ‌​​‍ ‌‌‍​‍​ ‌ ​ ‌ ​ ​ ​‍ ‌​ ‌‍​ ‍‌‌‍‌‍​ ‌​​ ‍​‌‍​ ​ ​‌‌‍‌‍‌‍​ ‌‍‌‍​ ‌‍​ ‌‌​‍‌‍‌ ‌​‌ ‍‌‌ ​​‌‍‌‌​ ‌‌ ‌ ‌‍‌‌‌‍​‍‌ ​ ‌‍‍‌‌ ‌​‌‍‌‌‌​ ‍‌‍​‌‌ ‌‍‌‍‍‌‌‍‌ ‌‍​‌‌ ‌​‌‍‍‌‌‍ ‌‍ ‍‌​‍‌‌ ‌​‌‍‌‌‌‍ ‌​‍‌‍‌ ​​‌‍​‌‌ ‌​‌‍‍​​ ‌‌‍ ​‌‍​‌‌‍​‍‌‍‌‌‌‍ ​​‍‌‌​ ‌‌‌​​‍‌‌ ‌‍‍ ‌‍‌‌‌ ‍‌​‍‌‌​ ​ ‌​‌​​‍‌‌​ ​ ‌​‌​​‍‌‌​ ​‍​ ​‍‌‍‌‌‌‍ ‍​‍‌‌​ ​‍​ ​‍​‍‌‌​ ‌‌‌​‌​​‍ ‍‌ ‌‍‌‍​‌‌‍ ​‌ ‌‌‌‍‌‌​‍‌‍‌ ​​‌‍‌‌‌ ​‍‌ ​ ‌ ​​‌‍‌‌‌‍​ ‌ ‌​‌‍‍‌‌ ‌‍‌‍‌‌​ ‌‌ ​​‌ ‌‌‌‍​‍‌‍ ​‌‍‍‌‌ ​ ‌‍‍​‌‍‌‌‌‍‌​​‍​‍‌ ‌
Privacy notice​​​​‌ ‍ ​‍​‍‌‍ ‌ ​‍‌‍‍‌‌‍‌ ‌‍‍‌‌‍ ‍​‍​‍​ ‍‍​‍​‍‌ ​ ‌‍​‌‌‍ ‍‌‍‍‌‌ ‌​‌ ‍‌​‍ ‍‌‍‍‌‌‍ ​‍​‍​‍ ​​‍​‍‌‍‍​‌ ​‍‌‍‌‌‌‍‌‍​‍​‍​ ‍‍​‍​‍‌‍‍​‌ ‌​‌ ‌​‌ ​​‌ ​ ​ ‍‍​‍ ​‍ ‌‍ ‍‌‍ ‌ ​‍‌‍‌​‌‍‍‌‌‍​ ​‍ ‌‌‍​‍‌‍‍‌‌ ‌​‌‍‌‌‌ ​ ​‍ ‌‌‍‌ ‌ ​‍‌‍ ‌ ‌‌‌ ​​​‍ ‌‌ ​ ‌ ‌​‌ ‌‌‌‍‌​‌‍‍‌‌‍ ​‍ ‍‌ ‌‍‌‍‌‌‌ ​‍‌‍​ ‌‍‌‌‌‍ ​​‍ ‍‌‍​‌‌ ​​‌ ​​​‍ ‌‍‍‌‌‍ ‍‌ ‌​‌‍‌‌‌‍ ‍‌ ‌​​‍ ‌‍‌‌‌‍‌​‌‍‍‌‌ ‌​​‍ ‌‍ ‌‌‍ ‌‍‌​‌‍‌‌​ ‌‌ ​​‌ ​‍‌‍‌‌‌ ​ ‌‍‌‌‌‍ ‍‌ ‌​‌‍​‌‌ ‌​‌‍‍‌‌‍ ‌‍ ‍​ ‍ ‌‍‍‌‌‍‌​​ ‌​ ‍‌​ ‍​‌‍​‍‌‍‌​‌‍​‍​ ‌​​ ‌ ​ ​‍​‍ ‌‌‍‌​‌‍​ ‌‍‌‌‌‍‌‍​‍ ‌​ ‌​​ ‍​​ ​‍​ ‌‍​‍ ‌‌‍​‌‌‍​ ‌‍​ ​ ‌ ​‍ ‌​ ​ ​ ​ ​ ‌‌​ ​​‌‍​‌​ ‌‌​ ​‍‌‍​ ‌‍‌​​ ‌​‌‍‌‌​ ‌‌​ ‍ ‌ ‌​‌ ‍‌‌ ​​‌‍‌‌​ ‌‌ ‌ ‌‍‌‌‌‍​‍‌ ​ ‌‍‍‌‌ ‌​‌‍‌‌‌​ ‍‌‍​‌‌ ‌‍‌‍‍‌‌‍‌ ‌‍​‌‌ ‌​‌‍‍‌‌‍ ‌‍ ‍‌​‍‌‌ ‌​‌‍‌‌‌‍ ‌​ ‍ ‌ ​​‌‍​‌‌ ‌​‌‍‍​​ ‌‌‍ ​‌‍​‌‌‍​‍‌‍‌‌‌‍ ​​‍‌‌​ ‌‌‌​​‍‌‌ ‌‍‍ ‌‍‌‌‌ ‍‌​‍‌‌​ ​ ‌​‌​​‍‌‌​ ​ ‌​‌​​‍‌‌​ ​‍​ ​‍‌‍‌‌‌‍ ‍​‍‌‌​ ​‍​ ​‍​‍‌‌​ ‌‌‌​‌​​‍ ‍‌ ‌‍‌‍​‌‌‍ ​‌ ‌‌‌‍‌‌​ ‌‍​‍‌‍​‌‌ ​ ‌‍‌‌‌‌‌‌‌ ​‍‌‍ ​​ ‌‌‍‍​‌ ‌​‌ ‌​‌ ​​‌ ​ ​‍‌‌​ ​ ‌​​‌​‍‌‌​ ​‍‌​‌‍​‍‌‌​ ​‍‌​‌‍‌‍ ‍‌‍ ‌ ​‍‌‍‌​‌‍‍‌‌‍​ ​‍ ‌‌‍​‍‌‍‍‌‌ ‌​‌‍‌‌‌ ​ ​‍ ‌‌‍‌ ‌ ​‍‌‍ ‌ ‌‌‌ ​​​‍ ‌‌ ​ ‌ ‌​‌ ‌‌‌‍‌​‌‍‍‌‌‍ ​‍ ‍‌ ‌‍‌‍‌‌‌ ​‍‌‍​ ‌‍‌‌‌‍ ​​‍ ‍‌‍​‌‌ ​​‌ ​​​‍‌‍‌‍‍‌‌‍‌​​ ‌​ ‍‌​ ‍​‌‍​‍‌‍‌​‌‍​‍​ ‌​​ ‌ ​ ​‍​‍ ‌‌‍‌​‌‍​ ‌‍‌‌‌‍‌‍​‍ ‌​ ‌​​ ‍​​ ​‍​ ‌‍​‍ ‌‌‍​‌‌‍​ ‌‍​ ​ ‌ ​‍ ‌​ ​ ​ ​ ​ ‌‌​ ​​‌‍​‌​ ‌‌​ ​‍‌‍​ ‌‍‌​​ ‌​‌‍‌‌​ ‌‌​‍‌‍‌ ‌​‌ ‍‌‌ ​​‌‍‌‌​ ‌‌ ‌ ‌‍‌‌‌‍​‍‌ ​ ‌‍‍‌‌ ‌​‌‍‌‌‌​ ‍‌‍​‌‌ ‌‍‌‍‍‌‌‍‌ ‌‍​‌‌ ‌​‌‍‍‌‌‍ ‌‍ ‍‌​‍‌‌ ‌​‌‍‌‌‌‍ ‌​‍‌‍‌ ​​‌‍​‌‌ ‌​‌‍‍​​ ‌‌‍ ​‌‍​‌‌‍​‍‌‍‌‌‌‍ ​​‍‌‌​ ‌‌‌​​‍‌‌ ‌‍‍ ‌‍‌‌‌ ‍‌​‍‌‌​ ​ ‌​‌​​‍‌‌​ ​ ‌​‌​​‍‌‌​ ​‍​ ​‍‌‍‌‌‌‍ ‍​‍‌‌​ ​‍​ ​‍​‍‌‌​ ‌‌‌​‌​​‍ ‍‌ ‌‍‌‍​‌‌‍ ​‌ ‌‌‌‍‌‌​‍‌‍‌ ​​‌‍‌‌‌ ​‍‌ ​ ‌ ​​‌‍‌‌‌‍​ ‌ ‌​‌‍‍‌‌ ‌‍‌‍‌‌​ ‌‌ ​​‌ ‌‌‌‍​‍‌‍ ​‌‍‍‌‌ ​ ‌‍‍​‌‍‌‌‌‍‌​​‍​‍‌ ‌
Subway® is a Registered Trademark of Subway IP, LLC © 2026
Subway IP, LLC. All Rights Reserved.​​​​‌ ‍ ​‍​‍‌‍ ‌ ​‍‌‍‍‌‌‍‌ ‌‍‍‌‌‍ ‍​‍​‍​ ‍‍​‍​‍‌ ​ ‌‍​‌‌‍ ‍‌‍‍‌‌ ‌​‌ ‍‌​‍ ‍‌‍‍‌‌‍ ​‍​‍​‍ ​​‍​‍‌‍‍​‌ ​‍‌‍‌‌‌‍‌‍​‍​‍​ ‍‍​‍​‍‌‍‍​‌ ‌​‌ ‌​‌ ​​‌ ​ ​ ‍‍​‍ ​‍ ‌‍ ‍‌‍ ‌ ​‍‌‍‌​‌‍‍‌‌‍​ ​‍ ‌‌‍​‍‌‍‍‌‌ ‌​‌‍‌‌‌ ​ ​‍ ‌‌‍‌ ‌ ​‍‌‍ ‌ ‌‌‌ ​​​‍ ‌‌ ​ ‌ ‌​‌ ‌‌‌‍‌​‌‍‍‌‌‍ ​‍ ‍‌ ‌‍‌‍‌‌‌ ​‍‌‍​ ‌‍‌‌‌‍ ​​‍ ‍‌‍​‌‌ ​​‌ ​​​‍ ‌‍‍‌‌‍ ‍‌ ‌​‌‍‌‌‌‍ ‍‌ ‌​​‍ ‌‍‌‌‌‍‌​‌‍‍‌‌ ‌​​‍ ‌‍ ‌‌‍ ‌‍‌​‌‍‌‌​ ‌‌ ​​‌ ​‍‌‍‌‌‌ ​ ‌‍‌‌‌‍ ‍‌ ‌​‌‍​‌‌ ‌​‌‍‍‌‌‍ ‌‍ ‍​ ‍ ‌‍‍‌‌‍‌​​ ‌​ ‌‍​ ​ ‌‍‌​​ ‌‌​ ​ ‌‍​‍​ ​‌​ ​​​‍ ‌​ ​‍​ ​‌​ ‌‌​ ​​​‍ ‌​ ‌​‌‍​ ‌‍​ ​ ​​​‍ ‌​ ‍​‌‍‌‌​ ‍‌​ ​‍​‍ ‌​ ‌ ‌‍‌‌​ ​‍​ ​‌​ ​‍​ ​ ​ ​ ‌‍‌‍‌‍​‍​ ‌‌​ ‍​‌‍​‌​ ‍ ‌ ‌​‌ ‍‌‌ ​​‌‍‌‌​ ‌‌ ‌ ‌‍‌‌‌‍​‍‌ ​ ‌‍‍‌‌ ‌​‌‍‌‌‌​‌‍‌‍ ‌‍ ‌ ‌​‌‍‌‌‌ ​‍​ ‍ ‌ ​​‌‍​‌‌ ‌​‌‍‍​​ ‌‌‍​ ‌‍ ‌ ​​‌ ‍‌‌ ​‍‌‍‍‌‌‍‌ ‌‍‍​‌ ‌​‌​ ‍‌‍ ‌ ‌​‌‍‍‌‌‍​ ‌‍‌‌​‍‌‌​ ‌‌‌​​‍‌‌ ‌‍‍ ‌‍‌‌‌ ‍‌​‍‌‌​ ​ ‌​‌​​‍‌‌​ ​ ‌​‌​​‍‌‌​ ​‍​ ​‍‌‍‌‌‌‍ ‍​‍‌‌​ ​‍​ ​‍​‍‌‌​ ‌‌‌​‌​​‍ ‍‌ ‌‍‌‍​‌‌‍ ​‌ ‌‌‌‍‌‌​ ‌‍​‍‌‍​‌‌ ​ ‌‍‌‌‌‌‌‌‌ ​‍‌‍ ​​ ‌‌‍‍​‌ ‌​‌ ‌​‌ ​​‌ ​ ​‍‌‌​ ​ ‌​​‌​‍‌‌​ ​‍‌​‌‍​‍‌‌​ ​‍‌​‌‍‌‍ ‍‌‍ ‌ ​‍‌‍‌​‌‍‍‌‌‍​ ​‍ ‌‌‍​‍‌‍‍‌‌ ‌​‌‍‌‌‌ ​ ​‍ ‌‌‍‌ ‌ ​‍‌‍ ‌ ‌‌‌ ​​​‍ ‌‌ ​ ‌ ‌​‌ ‌‌‌‍‌​‌‍‍‌‌‍ ​‍ ‍‌ ‌‍‌‍‌‌‌ ​‍‌‍​ ‌‍‌‌‌‍ ​​‍ ‍‌‍​‌‌ ​​‌ ​​​‍‌‍‌‍‍‌‌‍‌​​ ‌​ ‌‍​ ​ ‌‍‌​​ ‌‌​ ​ ‌‍​‍​ ​‌​ ​​​‍ ‌​ ​‍​ ​‌​ ‌‌​ ​​​‍ ‌​ ‌​‌‍​ ‌‍​ ​ ​​​‍ ‌​ ‍​‌‍‌‌​ ‍‌​ ​‍​‍ ‌​ ‌ ‌‍‌‌​ ​‍​ ​‌​ ​‍​ ​ ​ ​ ‌‍‌‍‌‍​‍​ ‌‌​ ‍​‌‍​‌​‍‌‍‌ ‌​‌ ‍‌‌ ​​‌‍‌‌​ ‌‌ ‌ ‌‍‌‌‌‍​‍‌ ​ ‌‍‍‌‌ ‌​‌‍‌‌‌​‌‍‌‍ ‌‍ ‌ ‌​‌‍‌‌‌ ​‍​‍‌‍‌ ​​‌‍​‌‌ ‌​‌‍‍​​ ‌‌‍​ ‌‍ ‌ ​​‌ ‍‌‌ ​‍‌‍‍‌‌‍‌ ‌‍‍​‌ ‌​‌​ ‍‌‍ ‌ ‌​‌‍‍‌‌‍​ ‌‍‌‌​‍‌‌​ ‌‌‌​​‍‌‌ ‌‍‍ ‌‍‌‌‌ ‍‌​‍‌‌​ ​ ‌​‌​​‍‌‌​ ​ ‌​‌​​‍‌‌​ ​‍​ ​‍‌‍‌‌‌‍ ‍​‍‌‌​ ​‍​ ​‍​‍‌‌​ ‌‌‌​‌​​‍ ‍‌ ‌‍‌‍​‌‌‍ ​‌ ‌‌‌‍‌‌​‍‌‍‌ ​​‌‍‌‌‌ ​‍‌ ​ ‌ ​​‌‍‌‌‌‍​ ‌ ‌​‌‍‍‌‌ ‌‍‌‍‌‌​ ‌‌ ​​‌ ‌‌‌‍​‍‌‍ ​‌‍‍‌‌ ​ ‌‍‍​‌‍‌‌‌‍‌​​‍​‍‌ ‌
Subway Denmark TikTok